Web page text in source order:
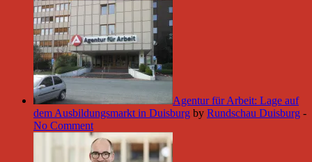
Agentur für Arbeit: Lage auf
dem Ausbildungsmarkt in Duisburg by Rundschau Duisburg -
No Comment